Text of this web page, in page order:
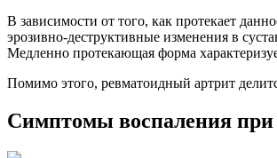
В зависимости от того, как протекает
эрозивно-деструктивные изменения в
Медленно протекающая форма
Помимо этого, ревматоидный артрит
Симптомы воспаления при